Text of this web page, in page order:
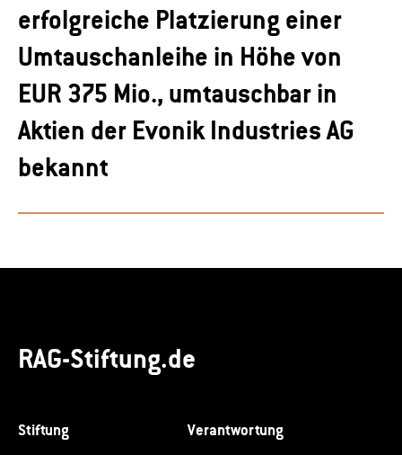
erfolgreiche Platzierung einer
Umtauschanleihe in Höhe von
EUR 375 Mio., umtauschbar in
Aktien der Evonik Industries AG
bekannt
RAG-Stiftung.de
Stiftung
Verantwortung